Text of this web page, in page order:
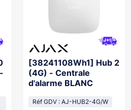
[38241108Wh1] Hub 2
(4G) - Centrale
d'alarme BLANC
Réf GDV : AJ-HUB2-4G/W